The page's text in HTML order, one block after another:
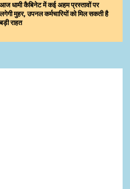
आज धामी कैबिनेट में कई अहम प्रस्तावों पर
लगेगी मुहर, उपनल कर्मचारियों को मिल सकती है
बड़ी राहत